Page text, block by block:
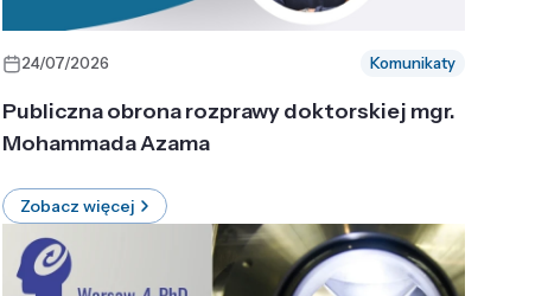
24/07/2026 Komunikaty
Publiczna obrona rozprawy doktorskiej mgr.
Mohammada Azama
Zobacz więcej